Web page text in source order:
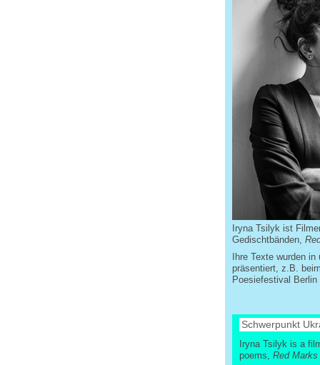
Iryna Tsilyk ist
Gedischtbänden,
Ihre Texte wurden
präsentiert, z.B.
Poesiefestival
Schwerpunkt
Iryna Tsilyk is a
poems, Red